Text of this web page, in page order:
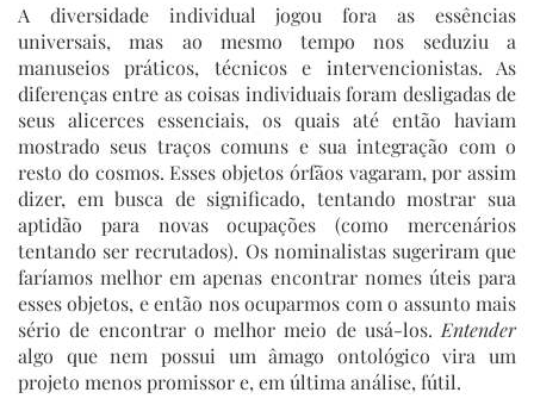
A diversidade individual jogou fora as essências
universais, mas ao mesmo tempo nos seduziu a
manuseios práticos, técnicos e intervencionistas. As
diferenças entre as coisas individuais foram desligadas de
seus alicerces essenciais, os quais até então haviam
mostrado seus traços comuns e sua integração com o
resto do cosmos. Esses objetos órfãos vagaram, por assim
dizer, em busca de significado, tentando mostrar sua
aptidão para novas ocupações (como mercenários
tentando ser recrutados). Os nominalistas sugeriram que
faríamos melhor em apenas encontrar nomes úteis para
esses objetos, e então nos ocuparmos com o assunto mais
sério de encontrar o melhor meio de usá-los. Entender
algo que nem possui um âmago ontológico vira um
projeto menos promissor e, em última análise, fútil.